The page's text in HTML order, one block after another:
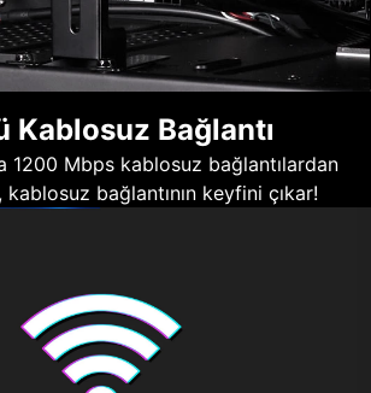
Kablosuz Bağlantı
1200 Mbps kablosuz bağlantılardan
bağlantının keyfini çıkar!